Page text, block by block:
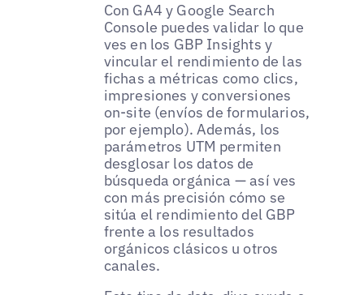
Con GA4 y Google Search
Console puedes validar lo que
ves en los GBP Insights y
vincular el rendimiento de las
fichas a métricas como clics,
impresiones y conversiones
on-site (envíos de formularios,
por ejemplo). Además, los
parámetros UTM permiten
desglosar los datos de
búsqueda orgánica — así ves
con más precisión cómo se
sitúa el rendimiento del GBP
frente a los resultados
orgánicos clásicos u otros
canales.